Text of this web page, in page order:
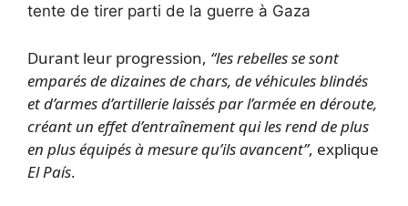
tente de tirer parti de la guerre à Gaza
Durant leur progression, “les rebelles se sont
emparés de dizaines de chars, de véhicules blindés
et d’armes d’artillerie laissés par l’armée en déroute,
créant un effet d’entraînement qui les rend de plus
en plus équipés à mesure qu’ils avancent”, explique
El País.